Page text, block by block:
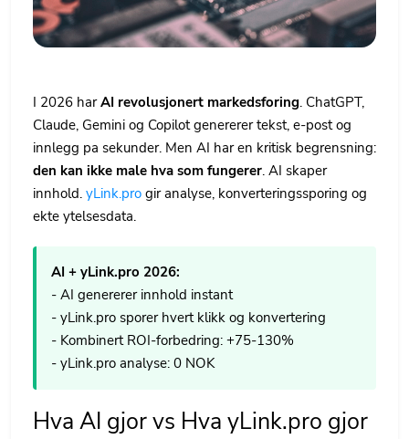
I 2026 harAI revolusjonert markedsforing. ChatGPT,
Claude, Gemini og Copilot genererer tekst, e-post og
innlegg pa sekunder. Men AI har en kritisk begrensning:
den kan ikke male hva som fungerer. AI skaper
innhold. yLink.pro gir analyse, konverteringssporing og
ekte ytelsesdata.
AI + yLink.pro 2026:
- AI genererer innhold instant
- yLink.pro sporer hvert klikk og konvertering
- Kombinert ROI-forbedring: +75-130%
- yLink.pro analyse: 0 NOK
Hva AI gjor vs Hva yLink.pro gjor